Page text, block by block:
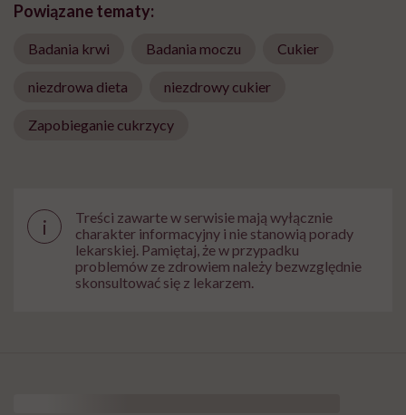
Powiązane tematy:
Badania krwi Badania moczu Cukier
niezdrowa dieta niezdrowy cukier
Zapobieganie cukrzycy
i
Treści zawarte w serwisie mają wyłącznie
charakter informacyjny i nie stanowią porady
lekarskiej. Pamiętaj, że w przypadku
problemów ze zdrowiem należy bezwzględnie
skonsultować się z lekarzem.